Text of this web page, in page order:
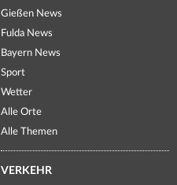
Gießen News
Fulda News
Bayern News
Sport
Wetter
Alle Orte
Alle Themen
VERKEHR